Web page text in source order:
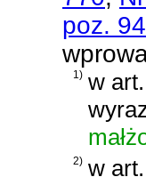
poz.
1) w
2) w